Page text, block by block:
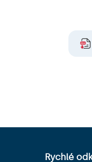
Rychlé